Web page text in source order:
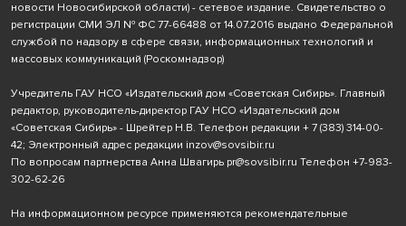
новости Новосибирской области) - сетевое издание. Свидетельство о
регистрации СМИ ЭЛ № ФС 77-66488 от 14.07.2016 выдано Федеральной
службой по надзору в сфере связи, информационных технологий и
массовых коммуникаций (Роскомнадзор)
Учредитель ГАУ НСО «Издательский дом «Советская Сибирь». Главный
редактор, руководитель-директор ГАУ НСО «Издательский дом
«Советская Сибирь» - Шрейтер Н.В. Телефон редакции + 7 (383) 314-00-
42; Электронный адрес редакции inzov@sovsibir.ru
По вопросам партнерства Анна Швагирь pr@sovsibir.ru Телефон +7-983-
302-62-26
На информационном ресурсе применяются рекомендательные